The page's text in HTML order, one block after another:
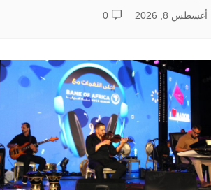
أغسطس 8, 2026 0